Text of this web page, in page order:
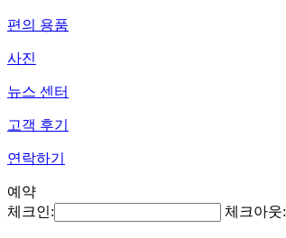
편의 용품
사진
뉴스 센터
고객 후기
연락하기
예약
체크인:
체크아웃: